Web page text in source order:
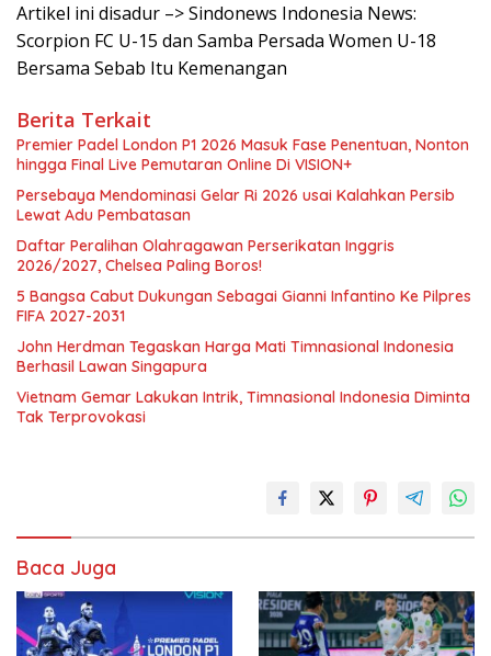
Artikel ini disadur –> Sindonews Indonesia News:
Scorpion FC U-15 dan Samba Persada Women U-18
Bersama Sebab Itu Kemenangan
Berita Terkait
Premier Padel London P1 2026 Masuk Fase Penentuan, Nonton
hingga Final Live Pemutaran Online Di VISION+
Persebaya Mendominasi Gelar Ri 2026 usai Kalahkan Persib
Lewat Adu Pembatasan
Daftar Peralihan Olahragawan Perserikatan Inggris
2026/2027, Chelsea Paling Boros!
5 Bangsa Cabut Dukungan Sebagai Gianni Infantino Ke Pilpres
FIFA 2027-2031
John Herdman Tegaskan Harga Mati Timnasional Indonesia
Berhasil Lawan Singapura
Vietnam Gemar Lakukan Intrik, Timnasional Indonesia Diminta
Tak Terprovokasi
Baca Juga